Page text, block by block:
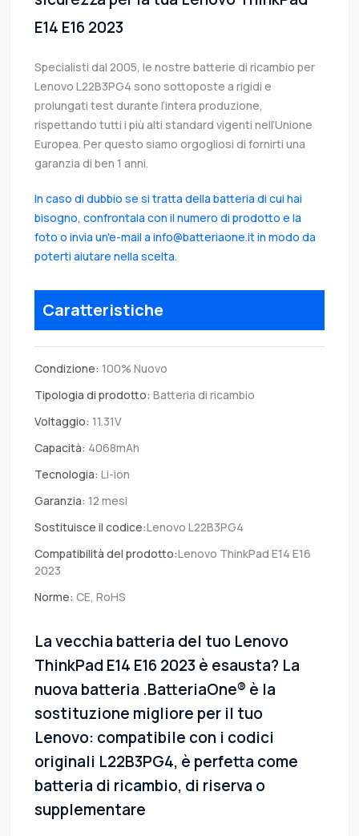
E14 E16 2023
Specialisti dal 2005, le nostre batterie di ricambio per
Lenovo L22B3PG4 sono sottoposte a rigidi e
prolungati test durante l’intera produzione,
rispettando tutti i più alti standard vigenti nell’Unione
Europea. Per questo siamo orgogliosi di fornirti una
garanzia di ben 1 anni.
In caso di dubbio se si tratta della batteria di cui hai
bisogno, confrontala con il numero di prodotto e la
foto o invia un'e-mail a info@batteriaone.it in modo da
poterti aiutare nella scelta.
Caratteristiche
Condizione: 100% Nuovo
Tipologia di prodotto: Batteria di ricambio
Voltaggio: 11.31V
Capacità: 4068mAh
Tecnologia: Li-ion
Garanzia: 12 mesi
Sostituisce il codice:Lenovo L22B3PG4
Compatibilità del prodotto:Lenovo ThinkPad E14 E16
2023
Norme: CE, RoHS
La vecchia batteria del tuo Lenovo
ThinkPad E14 E16 2023 è esausta? La
nuova batteria .BatteriaOne® è la
sostituzione migliore per il tuo
Lenovo: compatibile con i codici
originali L22B3PG4, è perfetta come
batteria di ricambio, di riserva o
supplementare